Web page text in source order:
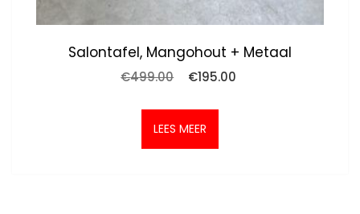
Salontafel, Mangohout + Metaal
€499.00
Oorspronkelijke
was:
€499.00.
€195.00
LEES MEER